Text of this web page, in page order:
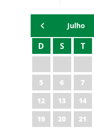
Julho
D S T
5
6 7
12
13 14
19
20 21